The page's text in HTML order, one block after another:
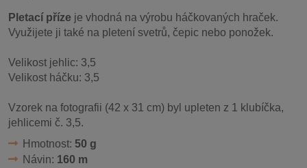
Pletací příze je vhodná na výrobu háčkovaných hraček.
Využijete ji také na pletení svetrů, čepic nebo ponožek.
Velikost jehlic: 3,5
Velikost háčku: 3,5
Vzorek na fotografii (42 x 31 cm) byl upleten z 1 klubíčka,
jehlicemi č. 3,5.
Hmotnost: 50 g
Návin: 160 m